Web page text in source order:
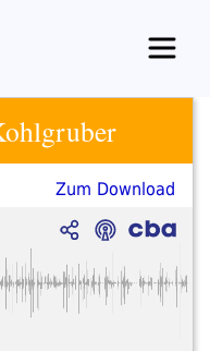
Zum Download